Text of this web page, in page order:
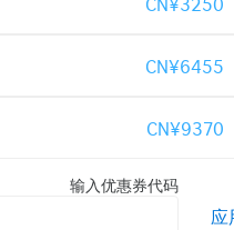
CN¥6455
CN¥9370
输入优惠券代码
应